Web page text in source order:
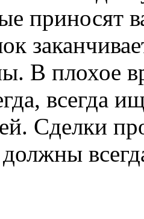
приносят
В плохое
всегда
Сделки